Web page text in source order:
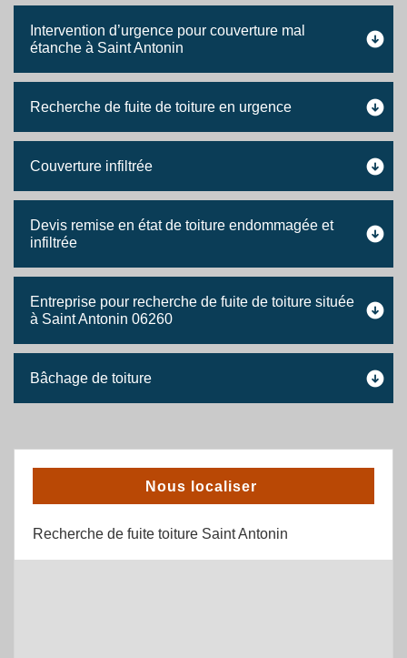
Intervention d’urgence pour couverture mal
étanche à Saint Antonin
Recherche de fuite de toiture en urgence
Couverture infiltrée
Devis remise en état de toiture endommagée et
infiltrée
Entreprise pour recherche de fuite de toiture située
à Saint Antonin 06260
Bâchage de toiture
Nous localiser
Recherche de fuite toiture Saint Antonin